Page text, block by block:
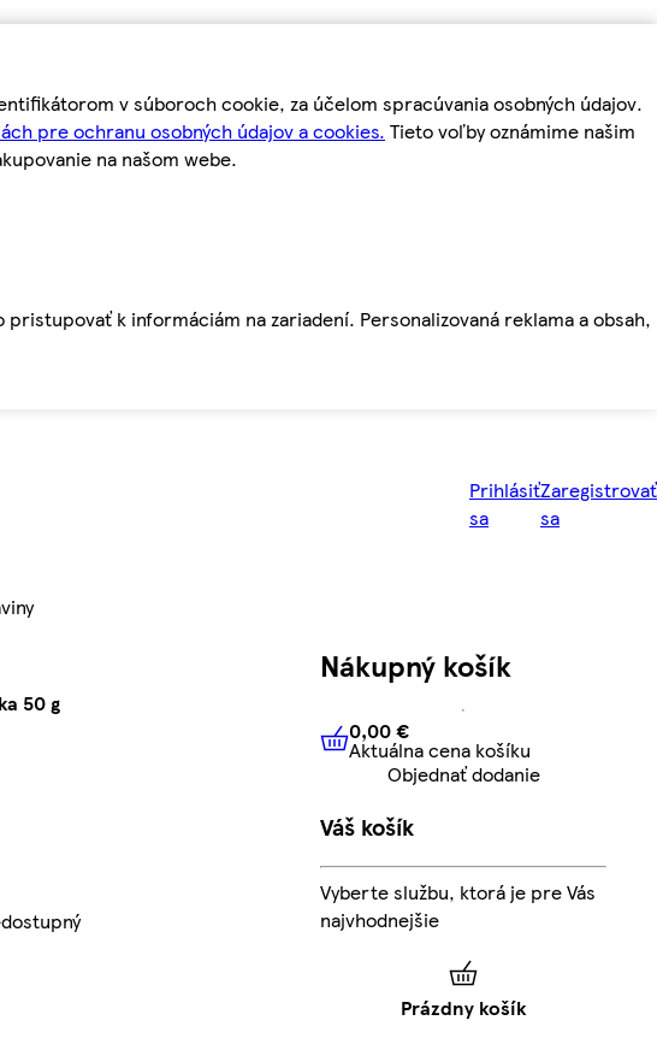
v súboroch cookie, za účelom spracúvania osobných údajov.
pre ochranu osobných údajov a cookies. Tieto voľby oznámime našim
na našom webe.
k informáciám na zariadení. Personalizovaná reklama a obsah,
Prihlásiť
sa
Zaregistrovať
sa
50 g
Nákupný košík
0,00 € Aktuálna cena košíku
0,00 €
Aktuálna cena košíku
Objednať dodanie
Váš košík
Vyberte službu, ktorá je pre Vás
najvhodnejšie
Prázdny košík